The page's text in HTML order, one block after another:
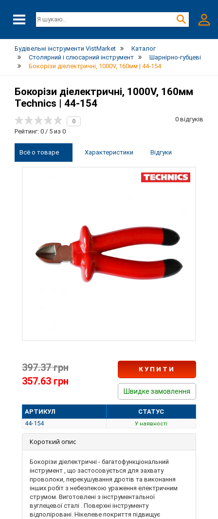
Будівельні інструменти VistMarket
Каталог
Столярний і слюсарний інструмент
Шарнірно-губцеві
Бокорізи діелектричні, 1000V, 160мм | 44-154
Бокорізи діелектричні, 1000V, 160мм
Technics | 44-154
0
Рейтинг: 0 / 5 из 0
0 відгуків
Всё о товаре Характеристики Відгуки
397.37 грн
357.63 грн
Швидке замовлення
КУПИТИ
АРТИКУЛ
СТАТУС
44-154
У наявності
Короткий опис
Бокорізи діелектричні - багатофункціональний
інструмент , що застосовується для захвату
проволоки, перекушування дротів та виконання
інших робіт з небезпекою ураження електричним
струмом. Виготовлені з інструментальної
вуглецевої сталі . Поверхні інструменту
відполіровані. Нікелеве покриття підвищує